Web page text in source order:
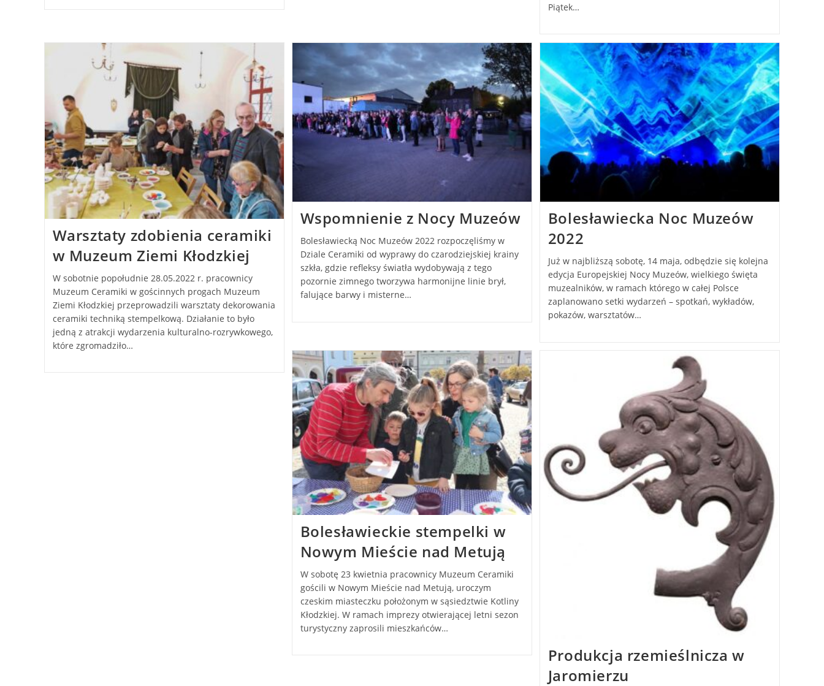
Piątek…
Warsztaty zdobienia ceramiki
w Muzeum Ziemi Kłodzkiej
W sobotnie popołudnie 28.05.2022 r. pracownicy
Muzeum Ceramiki w gościnnych progach Muzeum
Ziemi Kłodzkiej przeprowadzili warsztaty dekorowania
ceramiki techniką stempelkową. Działanie to było
jedną z atrakcji wydarzenia kulturalno-rozrywkowego,
które zgromadziło…
Wspomnienie z Nocy Muzeów
Bolesławiecką Noc Muzeów 2022 rozpoczęliśmy w
Dziale Ceramiki od wyprawy do czarodziejskiej krainy
szkła, gdzie refleksy światła wydobywają z tego
pozornie zimnego tworzywa harmonijne linie brył,
falujące barwy i misterne…
Bolesławiecka Noc Muzeów
2022
Już w najbliższą sobotę, 14 maja, odbędzie się kolejna
edycja Europejskiej Nocy Muzeów, wielkiego święta
muzealników, w ramach którego w całej Polsce
zaplanowano setki wydarzeń – spotkań, wykładów,
pokazów, warsztatów…
Bolesławieckie stempelki w
Nowym Mieście nad Metują
W sobotę 23 kwietnia pracownicy Muzeum Ceramiki
gościli w Nowym Mieście nad Metują, uroczym
czeskim miasteczku położonym w sąsiedztwie Kotliny
Kłodzkiej. W ramach imprezy otwierającej letni sezon
turystyczny zaprosili mieszkańców…
Produkcja rzemieślnicza w
Jaromierzu